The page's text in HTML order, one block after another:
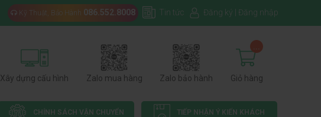
Kỹ Thuật, Bảo Hành 086.552.8008 Tin tức Đăng ký Đăng nhập
Xây dựng cấu hình Zalo mua hàng Zalo bảo hành Giỏ hàng
CHÍNH SÁCH VẬN CHUYỂN
TIẾP NHẬN Ý KIẾN KHÁCH